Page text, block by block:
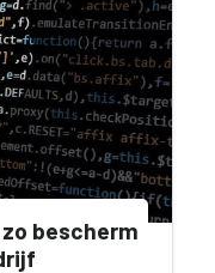
bescherm